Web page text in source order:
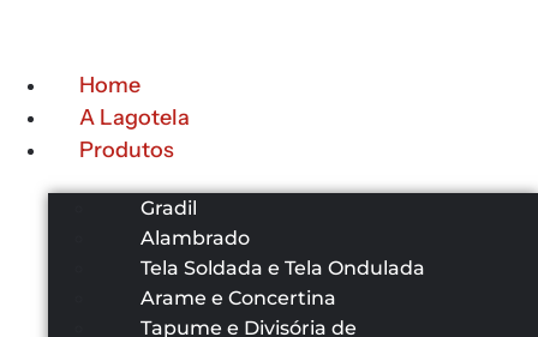
Home
A Lagotela
Produtos
Gradil
Alambrado
Tela Soldada e Tela Ondulada
Arame e Concertina
Tapume e Divisória de